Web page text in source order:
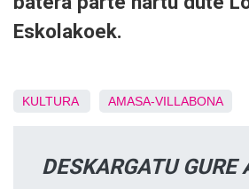
Eskolakoek.
KULTURA AMASA-VILLABONA
DESKARGATU GURE